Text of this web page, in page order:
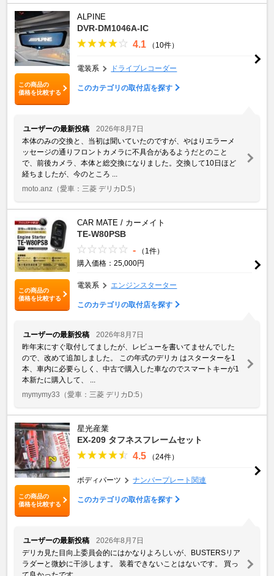
この商品の
価格を比較する
ALPINE
DVR-DM1046A-IC
4.1 （10件）
電装系 ドライブレコーダー
このカテゴリの取付店を探す
ユーザーの最新投稿
2026年8月7日
本体のみの交換と、当初は聞いていたのですが、やはりエラーメ
ッセージの通りフロントカメラに不具合があるようだとのこと
で、前後カメラ、本体と総交換になりました。交換して10日ほど
経ちましたが、今のところ ...
moto.anz （愛車：三菱 デリカD:5）
この商品の
価格を比較する
CAR MATE / カーメイト
TE-W80PSB
-
（1件）
購入価格：25,000円
電装系 エンジンスターター
このカテゴリの取付店を探す
ユーザーの最新投稿
2026年8月7日
昨年末にすぐ取付してましたが、レビューを書いてませんでした
ので、改めて追加しました。 この年式のデリカ はスターターを1
本、車内に必要らしく、中古で購入した車なのでスマートキーが1
本新たに購入して、 ...
mymymy33 （愛車：三菱 デリカD:5）
この商品の
価格を比較する
星光産業
EX-209 タフネスフレームセット
4.5 （24件）
ボディパーツ ナンバープレート関連
このカテゴリの取付店を探す
ユーザーの最新投稿
2026年8月7日
デリカ見た目向上委員会的にはかなりよろしいが、BUSTERSリア
ラダーと微妙に干渉します。 装着できないことはないです。 買っ